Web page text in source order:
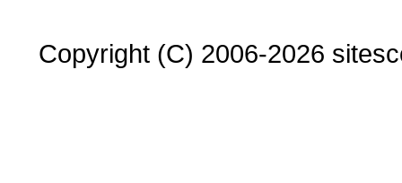
Copyright (C) 2006-2026